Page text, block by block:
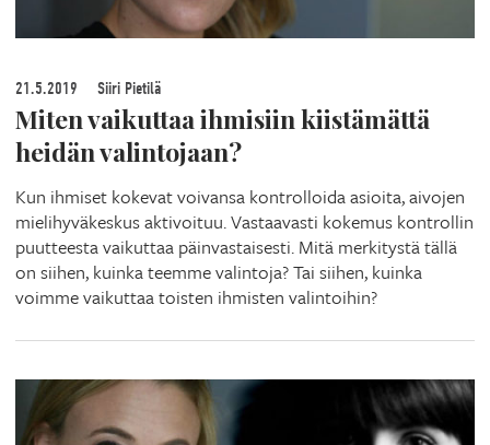
21.5.2019 Siiri Pietilä
Miten vaikuttaa ihmisiin kiistämättä
heidän valintojaan?
Kun ihmiset kokevat voivansa kontrolloida asioita, aivojen
mielihyväkeskus aktivoituu. Vastaavasti kokemus kontrollin
puutteesta vaikuttaa päinvastaisesti. Mitä merkitystä tällä
on siihen, kuinka teemme valintoja? Tai siihen, kuinka
voimme vaikuttaa toisten ihmisten valintoihin?